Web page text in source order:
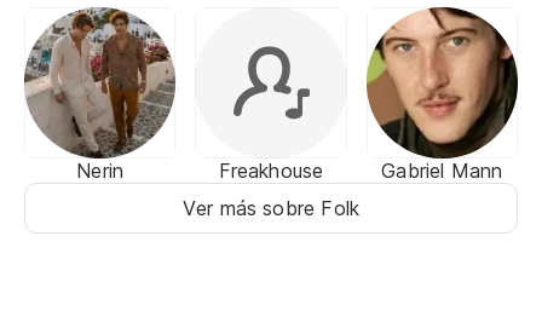
Nerin Freakhouse
Gabriel Mann
Ver más sobre Folk